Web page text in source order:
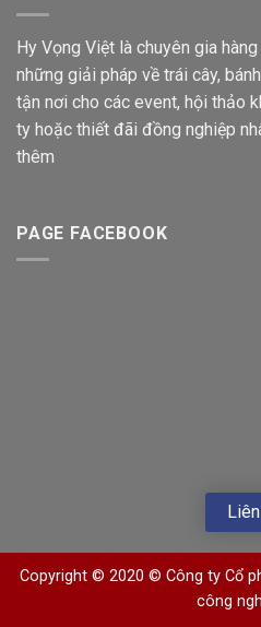
Hy Vọng Việt là chuyên gia
những giải pháp về trái cây,
tận nơi cho các event, hội thảo
ty hoặc thiết đãi đồng nghiệp
thêm
PAGE FACEBOOK
Copyright © 2020 © Công ty Cổ
công